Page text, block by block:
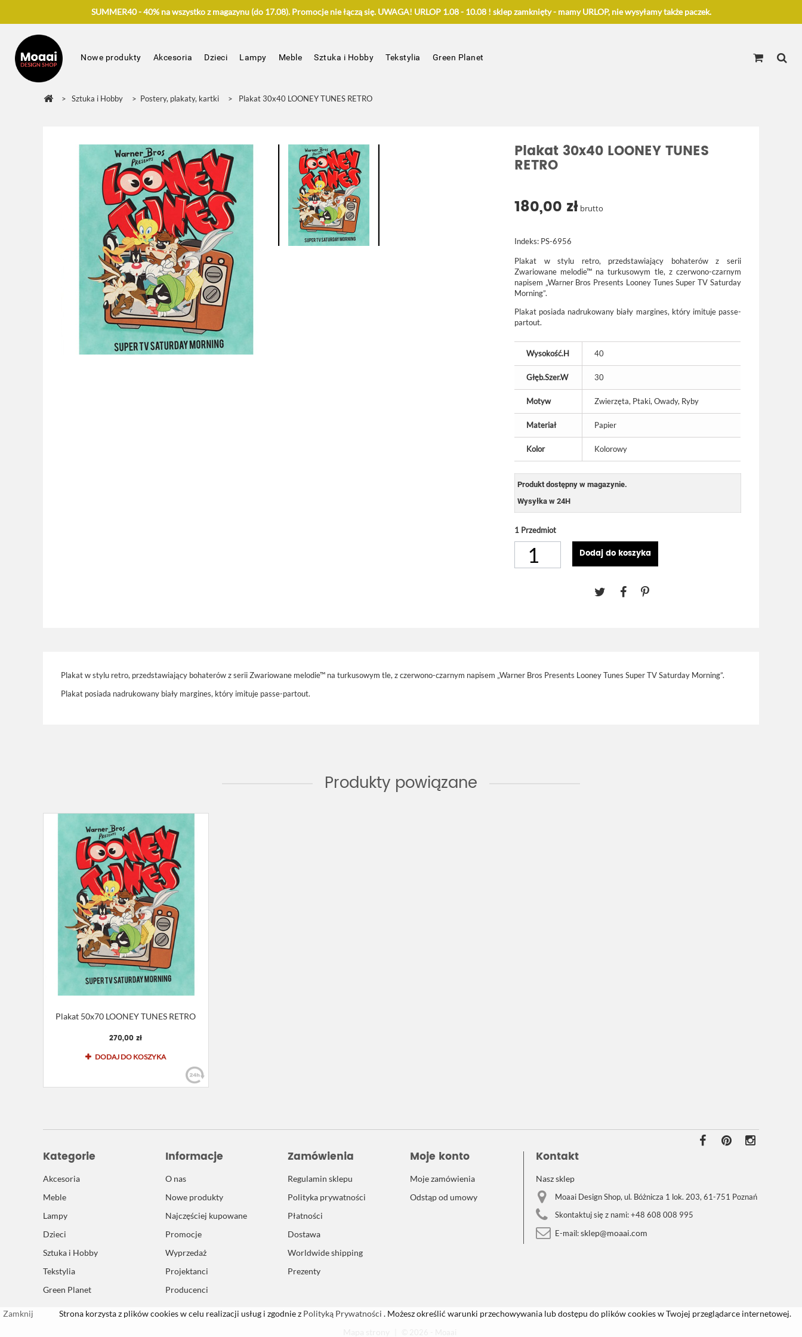
SUMMER40 - 40% na wszystko z magazynu (do 17.08). Promocje nie łączą się. UWAGA! URLOP 1.08 - 10.08 ! sklep zamknięty - mamy URLOP, nie wysyłamy także paczek.
Nowe produkty Akcesoria Dzieci Lampy Meble Sztuka i Hobby Tekstylia Green Planet
> Sztuka i Hobby > Postery, plakaty, kartki > Plakat 30x40 LOONEY TUNES RETRO
Plakat 30x40 LOONEY TUNES
RETRO
180,00 zł brutto
Indeks: PS-6956
Plakat w stylu retro, przedstawiający bohaterów z serii
Zwariowane melodie™ na turkusowym tle, z czerwono-czarnym
napisem „Warner Bros Presents Looney Tunes Super TV Saturday
Morning”.
Plakat posiada nadrukowany biały margines, który imituje passe-
partout.
Wysokość.H 40
Głęb.Szer.W 30
Motyw Zwierzęta, Ptaki, Owady, Ryby
Materiał Papier
Kolor Kolorowy
Produkt dostępny w magazynie.
Wysyłka w 24H
1 Przedmiot
Dodaj do koszyka
Plakat w stylu retro, przedstawiający bohaterów z serii Zwariowane melodie™ na turkusowym tle, z czerwono-czarnym napisem „Warner Bros Presents Looney Tunes Super TV Saturday Morning”.
Plakat posiada nadrukowany biały margines, który imituje passe-partout.
Produkty powiązane
Plakat 50x70 LOONEY TUNES RETRO
270,00 zł
DODAJ DO KOSZYKA
Kategorie
Akcesoria
Meble
Lampy
Dzieci
Sztuka i Hobby
Tekstylia
Green Planet
Informacje
O nas
Nowe produkty
Najczęściej kupowane
Promocje
Wyprzedaż
Projektanci
Producenci
Zamówienia
Regulamin sklepu
Polityka prywatności
Płatności
Dostawa
Worldwide shipping
Prezenty
Moje konto
Moje zamówienia
Odstąp od umowy
Kontakt
Nasz sklep
Moaai Design Shop, ul. Bóżnicza 1 lok. 203, 61-751 Poznań
Skontaktuj się z nami:+48 608 008 995
E-mail:sklep@moaai.com
Zamknij Strona korzysta z plików cookies w celu realizacji usług i zgodnie z Polityką Prywatności . Możesz określić warunki przechowywania lub dostępu do plików cookies w Twojej przeglądarce internetowej.